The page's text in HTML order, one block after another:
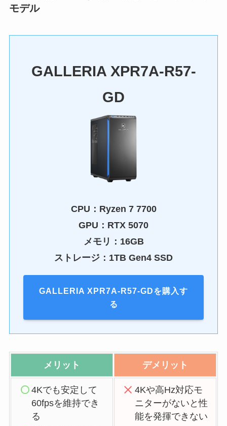
モデル
GALLERIA XPR7A-R57-
GD
CPU： Ryzen 7 7700
GPU： RTX 5070
メモリ：16GB
ストレージ：1TB Gen4 SSD
GALLERIA XPR7A-R57-GDを購入す
る
メリット デメリット
4Kでも安定して
60fpsを維持でき
る
4Kや高Hz対応モ
ニターがないと性
能を発揮できない